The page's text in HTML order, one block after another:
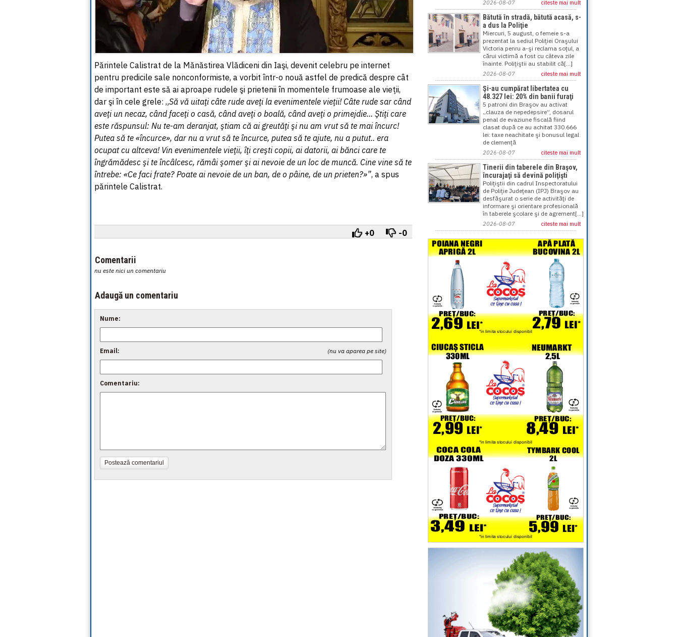
Părintele Calistrat de la Mănăstirea Vlădiceni din Iaşi, devenit celebru pe internet
pentru predicile sale nonconformiste, a vorbit într-o nouă astfel de predică despre cât
de important este să ai aproape rudele şi prietenii în momentele frumoase ale vieţii,
dar şi în cele grele: „Să vă uitaţi câte rude aveţi la evenimentele vieţii! Câte rude sar când
aveţi un necaz, când faceţi o casă, când aveţi o boală, când aveţi o primejdie... Ştiţi care
este răspunsul: Nu te-am deranjat, ştiam că ai greutăţi şi nu am vrut să te mai încurc!
Putea să te «încurce», dar nu a vrut să te încurce, putea să te ajute, nu a putut.. era
ocupat cu altceva! Vin evenimentele vieţii, îţi creşti copii, ai datorii, ai bănci care te
îngrămădesc şi te încâlcesc, rămâi şomer şi ai nevoie de un loc de muncă. Cine vine să te
întrebe: «Ce faci frate? Poate ai nevoie de un ban, de o pâine, de un prieten?»”, a spus
părintele Calistrat.
+0 -0
Comentarii
nu este nici un comentariu
Adaugă un comentariu
Nume:
(nu va aparea pe site)
Email:
Comentariu:
Postează comentariul
2026-08-07 citeste mai mult
Bătută în stradă, bătută acasă, s-
a dus la Poliţie
Miercuri, 5 august, o femeie s-a
prezentat la sediul Poliţiei Oraşului
Victoria penru a-şi reclama soţul, a
cărui victimă a fost cu câteva zile
înainte. Poliţiştii au stabilit că[...]
2026-08-07 citeste mai mult
Şi-au cumpărat libertatea cu
48.327 lei: 20% din banii furaţi
5 patroni din Braşov au activat
„clauza de nepedepsire”, dosarul
penal de evaziune fiscală fiind
clasat după ce au achitat 330.666
lei: taxe neachitate şi bonusul legal
de clemenţă
2026-08-07 citeste mai mult
Tinerii din taberele din Braşov,
încurajaţi să devină poliţişti
Poliţiştii din cadrul Inspectoratului
de Poliţie Judeţean (IPJ) Braşov au
desfăşurat o serie de activităţi de
informare şi orientare profesională
în taberele şcolare şi de agrement[...]
2026-08-07 citeste mai mult